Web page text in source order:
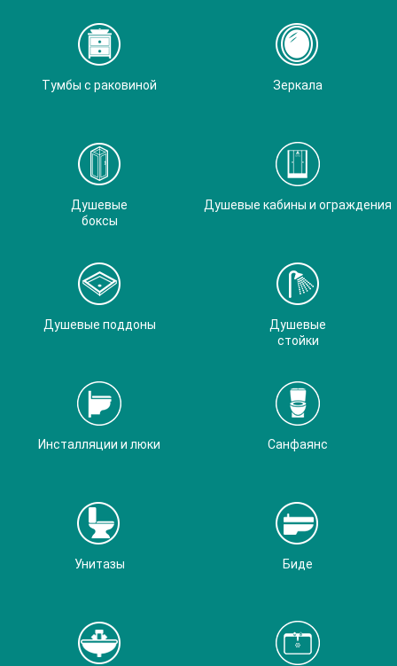
Тумбы с раковиной Зеркала
Душевые
боксы
Душевые кабины и ограждения
Душевые поддоны
Душевые
стойки
Инсталляции и люки Санфаянс
Унитазы Биде